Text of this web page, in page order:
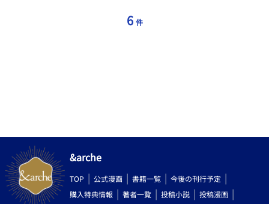
したら、話が進んでたり、新エピソードが入ってたりするかもで
6 件
&arche
TOP 公式漫画 書籍一覧
今後の刊行予定
購入特典情報
著者一覧 投稿小説 投稿漫画